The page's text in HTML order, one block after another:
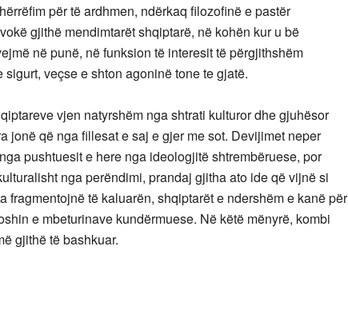
për të ardhmen, ndërkaq filozofinë e pastër
gjithë mendimtarët shqiptarë, në kohën kur u bë
në punë, në funksion të interesit të përgjithshëm
sigurt, veçse e shton agoninë tone te gjatë.
vjen natyrshëm nga shtrati kulturor dhe gjuhësor
jonë që nga fillesat e saj e gjer me sot. Devijimet neper
pushtuesit e here nga ideologjitë shtrembëruese, por
nga perëndimi, prandaj gjitha ato ide që vijnë si
fragmentojnë të kaluarën, shqiptarët e ndershëm e kanë për
e mbeturinave kundërmuese. Në këtë mënyrë, kombi
gjithë të bashkuar.